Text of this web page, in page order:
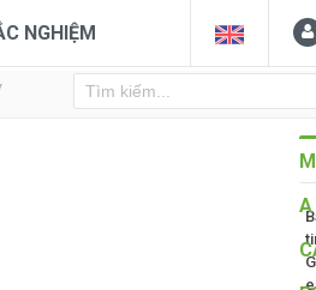
NGHIỆM
A